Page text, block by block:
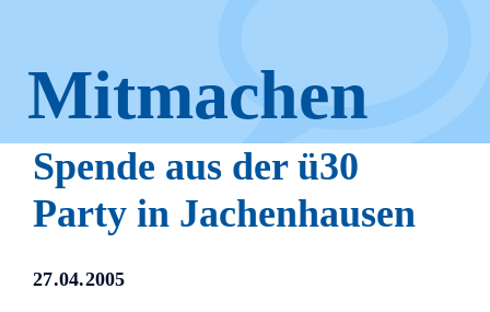
Mitmachen
und helfen.
Hier erfahren Sie, wie fleißige
Spende aus der ü30
Party in Jachenhausen
27.04.2005